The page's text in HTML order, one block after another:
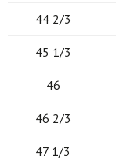
44 2/3
45 1/3
46
46 2/3
47 1/3